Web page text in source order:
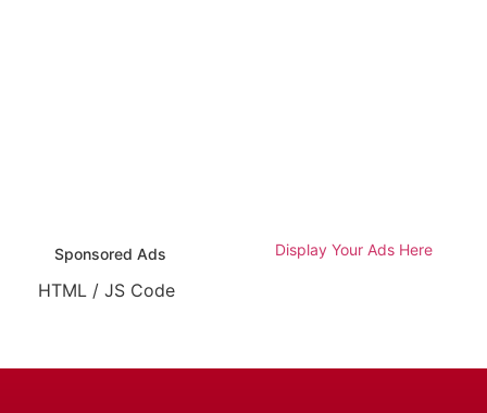
Sponsored Ads Display Your Ads Here
HTML / JS Code